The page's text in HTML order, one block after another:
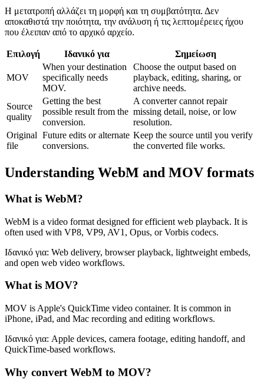
Η μετατροπή αλλάζει τη μορφή και τη συμβατότητα. Δεν
αποκαθιστά την ποιότητα, την ανάλυση ή τις λεπτομέρειες ήχου
που έλειπαν από το αρχικό αρχείο.
Επιλογή Ιδανικό για Σημείωση
MOV
When your destination
specifically needs
MOV.
Choose the output based on
playback, editing, sharing, or
archive needs.
Source
quality
Getting the best
possible result from the
conversion.
A converter cannot repair
missing detail, noise, or low
resolution.
Original
file
Future edits or alternate
conversions.
Keep the source until you verify
the converted file works.
Understanding WebM and MOV formats
What is WebM?
WebM is a video format designed for efficient web playback. It is
often used with VP8, VP9, AV1, Opus, or Vorbis codecs.
Ιδανικό για: Web delivery, browser playback, lightweight embeds,
and open web video workflows.
What is MOV?
MOV is Apple's QuickTime video container. It is common in
iPhone, iPad, and Mac recording and editing workflows.
Ιδανικό για: Apple devices, camera footage, editing handoff, and
QuickTime-based workflows.
Why convert WebM to MOV?